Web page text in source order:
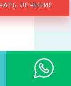
ЛЕЧЕНИЕ